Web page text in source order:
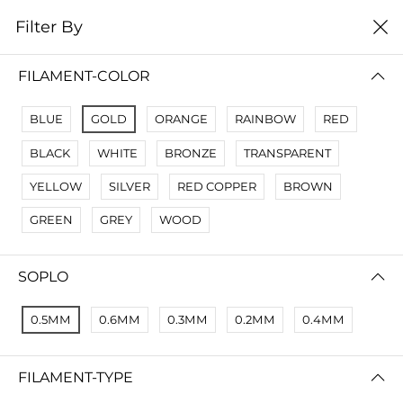
0
No Results
Not Found Filters1
Not Found Filters2
Filter By
FILAMENT-COLOR
BLUE GOLD ORANGE RAINBOW RED
BLACK WHITE BRONZE TRANSPARENT
YELLOW SILVER RED COPPER BROWN
GREEN GREY WOOD
SOPLO
0.5ММ 0.6ММ 0.3ММ 0.2ММ 0.4ММ
FILAMENT-TYPE